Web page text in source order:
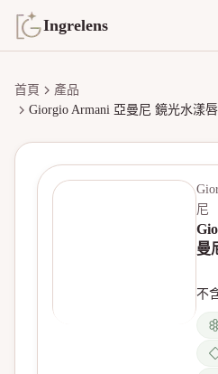
Ingrelens
首頁
產品
Giorgio Armani 亞曼尼 鏡光水漾
尼
曼
不